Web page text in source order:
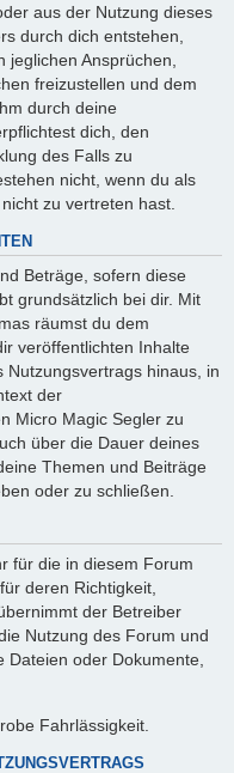
aus der Nutzung dieses
durch dich entstehen,
Ansprüchen,
freizustellen und dem
durch deine
dich, den
des Falls zu
nicht, wenn du als
zu vertreten hast.
Beträge, sofern diese
grundsätzlich bei dir. Mit
räumst du dem
veröffentlichten Inhalte
hinaus, in
der
Micro Magic Segler zu
über die Dauer deines
Themen und Beiträge
oder zu schließen.
für die in diesem Forum
deren Richtigkeit,
der Betreiber
Nutzung des Forum und
oder Dokumente,
Fahrlässigkeit.